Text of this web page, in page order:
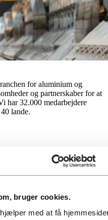
bruger cookies.
med at få
for aluminium og
og partnerskaber for at
har 32.000 medarbejdere
lande.